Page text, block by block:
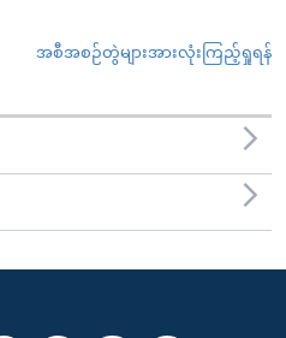
အစီအစဉ်တွဲများအားလုံးကြည့်ရှုရန်